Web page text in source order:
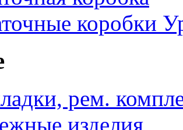
коробки
рем.
изделия